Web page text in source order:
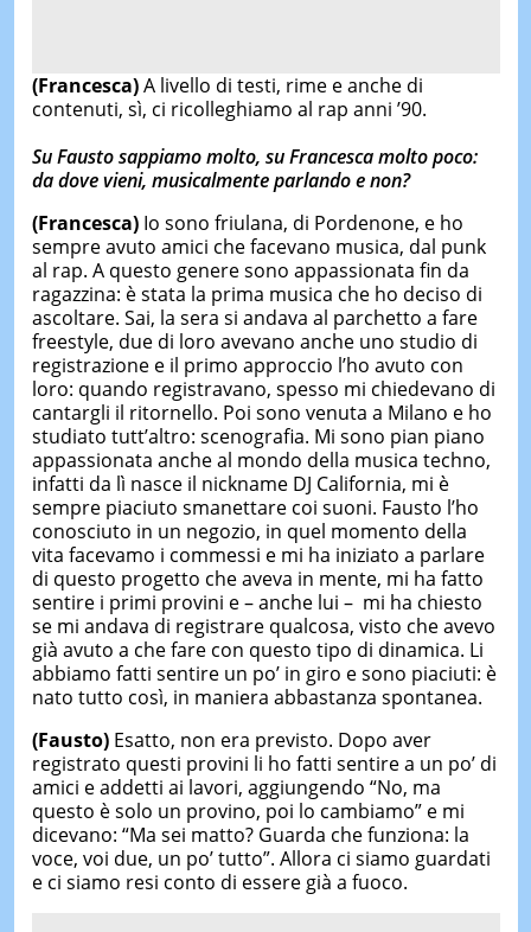
(Francesca)A livello di testi, rime e anche di
contenuti, sì, ci ricolleghiamo al rap anni ’90.
Su Fausto sappiamo molto, su Francesca molto poco:
da dove vieni, musicalmente parlando e non?
(Francesca)Io sono friulana, di Pordenone, e ho
sempre avuto amici che facevano musica, dal punk
al rap. A questo genere sono appassionata fin da
ragazzina: è stata la prima musica che ho deciso di
ascoltare. Sai, la sera si andava al parchetto a fare
freestyle, due di loro avevano anche uno studio di
registrazione e il primo approccio l’ho avuto con
loro: quando registravano, spesso mi chiedevano di
cantargli il ritornello. Poi sono venuta a Milano e ho
studiato tutt’altro: scenografia. Mi sono pian piano
appassionata anche al mondo della musica techno,
infatti da lì nasce il nickname DJ California, mi è
sempre piaciuto smanettare coi suoni. Fausto l’ho
conosciuto in un negozio, in quel momento della
vita facevamo i commessi e mi ha iniziato a parlare
di questo progetto che aveva in mente, mi ha fatto
sentire i primi provini e – anche lui – mi ha chiesto
se mi andava di registrare qualcosa, visto che avevo
già avuto a che fare con questo tipo di dinamica. Li
abbiamo fatti sentire un po’ in giro e sono piaciuti: è
nato tutto così, in maniera abbastanza spontanea.
(Fausto) Esatto, non era previsto. Dopo aver
registrato questi provini li ho fatti sentire a un po’ di
amici e addetti ai lavori, aggiungendo “No, ma
questo è solo un provino, poi lo cambiamo” e mi
dicevano: “Ma sei matto? Guarda che funziona: la
voce, voi due, un po’ tutto”. Allora ci siamo guardati
e ci siamo resi conto di essere già a fuoco.